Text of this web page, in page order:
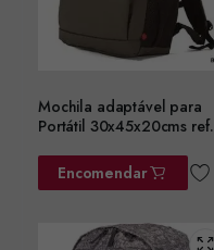
Mochila adaptável para
Portátil 30x45x20cms ref.
Encomendar